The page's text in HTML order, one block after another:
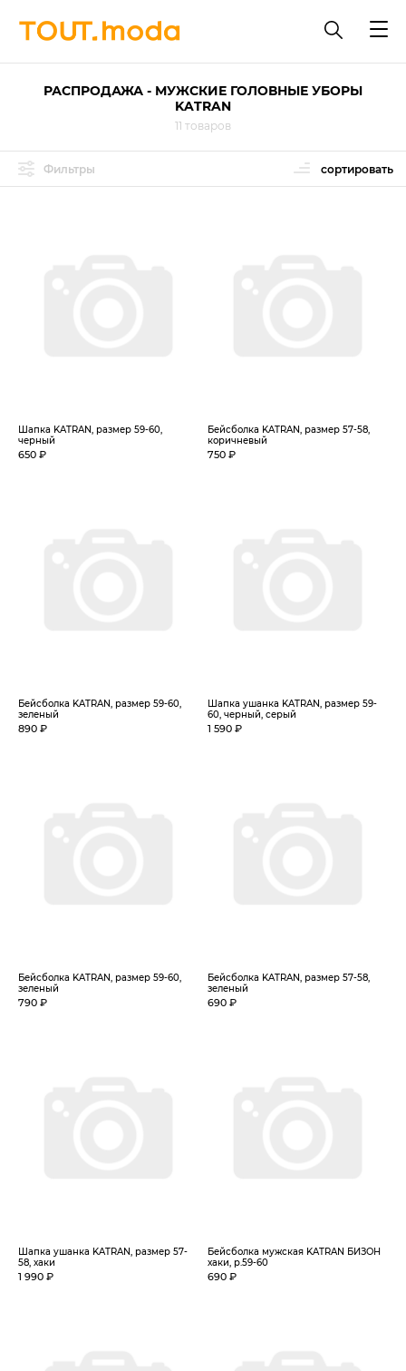
РАСПРОДАЖА - МУЖСКИЕ ГОЛОВНЫЕ УБОРЫ
KATRAN
11 товаров
Фильтры сортировать
Шапка KATRAN, размер 59-60,
черный
650 ₽
Бейсболка KATRAN, размер 57-58,
коричневый
750 ₽
Бейсболка KATRAN, размер 59-60,
зеленый
890 ₽
Шапка ушанка KATRAN, размер 59-
60, черный, серый
1 590 ₽
Бейсболка KATRAN, размер 59-60,
зеленый
790 ₽
Бейсболка KATRAN, размер 57-58,
зеленый
690 ₽
Шапка ушанка KATRAN, размер 57-
58, хаки
1 990 ₽
Бейсболка мужская KATRAN БИЗОН
хаки, р.59-60
690 ₽